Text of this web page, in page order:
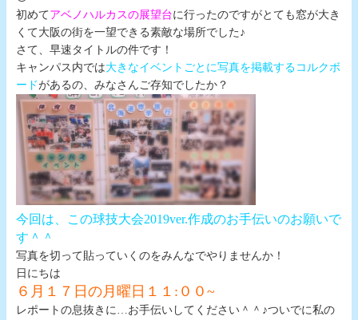
初めてアベノハルカスの展望台に行ったのですがとても窓が大き
くて大阪の街を一望できる素敵な場所でした♪
さて、早速タイトルの件です！
キャンパス内では大きなイベントごとに写真を掲載するコルクボ
ードがあるの、みなさんご存知でしたか？
今回は、この球技大会2019ver.作成のお手伝いのお願いで
す＾＾
写真を切って貼っていくのをみんなでやりませんか！
日にちは
６月１７日の月曜日１１:００~
レポートの息抜きに…お手伝いしてください＾＾♪ついでに私の